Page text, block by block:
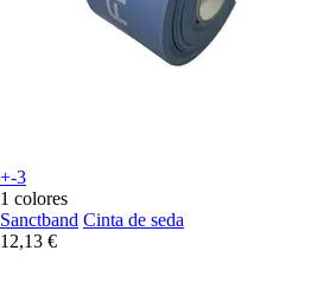
+-3
1 colores
Sanctband Cinta de seda
12,13 €